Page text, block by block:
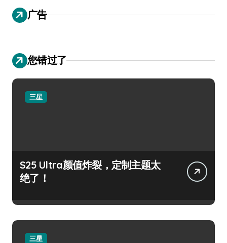
广告
您错过了
三星
S25 Ultra颜值炸裂，定制主题太
绝了！
三星